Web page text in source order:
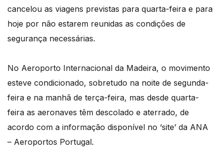
cancelou as viagens previstas para quarta-feira e para
hoje por não estarem reunidas as condições de
segurança necessárias.
No Aeroporto Internacional da Madeira, o movimento
esteve condicionado, sobretudo na noite de segunda-
feira e na manhã de terça-feira, mas desde quarta-
feira as aeronaves têm descolado e aterrado, de
acordo com a informação disponível no ‘site’ da ANA
– Aeroportos Portugal.